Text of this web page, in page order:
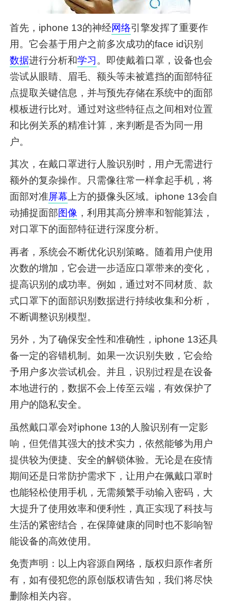
首先，iphone 13的神经网络引擎发挥了重要作
用。它会基于用户之前多次成功的face id识别
数据进行分析和学习 。即使戴着口罩，设备也会
尝试从眼睛、眉毛、额头等未被遮挡的面部特征
点提取关键信息，并与预先存储在系统中的面部
模板进行比对。通过对这些特征点之间相对位置
和比例关系的精准计算，来判断是否为同一用
户。
其次，在戴口罩进行人脸识别时，用户无需进行
额外的复杂操作。只需像往常一样拿起手机，将
面部对准屏幕上方的摄像头区域。iphone 13会自
动捕捉面部图像 ，利用其高分辨率和智能算法，
对口罩下的面部特征进行深度分析。
再者，系统会不断优化识别策略。随着用户使用
次数的增加，它会进一步适应口罩带来的变化，
提高识别的成功率。例如，通过对不同材质、款
式口罩下的面部识别数据进行持续收集和分析，
不断调整识别模型。
另外，为了确保安全性和准确性，iphone 13还具
备一定的容错机制。如果一次识别失败，它会给
予用户多次尝试机会。并且，识别过程是在设备
本地进行的，数据不会上传至云端，有效保护了
用户的隐私安全。
虽然戴口罩会对iphone 13的人脸识别有一定影
响，但凭借其强大的技术实力，依然能够为用户
提供较为便捷、安全的解锁体验。无论是在疫情
期间还是日常防护需求下，让用户在佩戴口罩时
也能轻松使用手机，无需频繁手动输入密码，大
大提升了使用效率和便利性，真正实现了科技与
生活的紧密结合，在保障健康的同时也不影响智
能设备的高效使用。
免责声明：以上内容源自网络，版权归原作者所
有，如有侵犯您的原创版权请告知，我们将尽快
删除相关内容。